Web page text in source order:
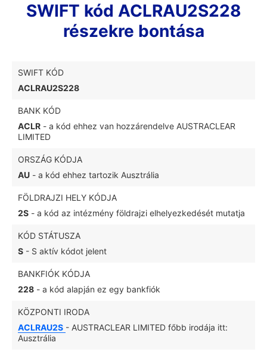
SWIFT kód ACLRAU2S228
részekre bontása
SWIFT KÓD
ACLRAU2S228
BANK KÓD
ACLR - a kód ehhez van hozzárendelve AUSTRACLEAR
LIMITED
ORSZÁG KÓDJA
AU - a kód ehhez tartozik Ausztrália
FÖLDRAJZI HELY KÓDJA
2S - a kód az intézmény földrajzi elhelyezkedését mutatja
KÓD STÁTUSZA
S - S aktív kódot jelent
BANKFIÓK KÓDJA
228 - a kód alapján ez egy bankfiók
KÖZPONTI IRODA
ACLRAU2S - AUSTRACLEAR LIMITED főbb irodája itt:
Ausztrália